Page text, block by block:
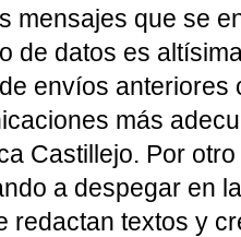
mensajes que se
de datos es
envíos anteriores
más
Castillejo. Por
a despegar en
redactan textos y